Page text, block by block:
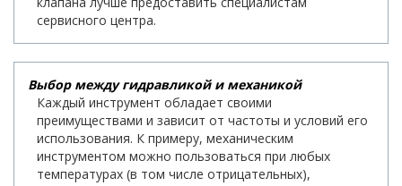
сервисного центра.
Выбор между гидравликой и механикой
Каждый инструмент обладает своими
преимуществами и зависит от частоты и условий его
использования. К примеру, механическим
инструментом можно пользоваться при любых
температурах (в том числе отрицательных),